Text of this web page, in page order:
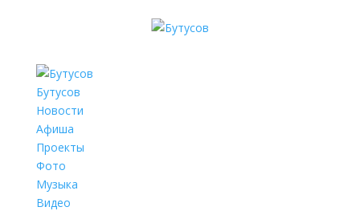
Бутусов
Новости
Афиша
Проекты
Фото
Музыка
Видео